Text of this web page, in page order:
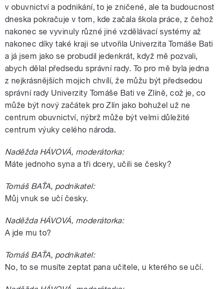
v obuvnictví a podnikání, to je zničené, ale ta budoucnost
dneska pokračuje v tom, kde začala škola práce, z čehož
nakonec se vyvinuly různé jiné vzdělávací systémy až
nakonec díky také kraji se utvořila Univerzita Tomáše Bati
a já jsem jako se probudil jedenkrát, když mě pozvali,
abych dělal předsedu správní rady. To pro mě byla jedna
z nejkrásnějších mojich chvílí, že můžu být předsedou
správní rady Univerzity Tomáše Bati ve Zlíně, což je, co
může být nový začátek pro Zlín jako bohužel už ne
centrum obuvnictví, nýbrž může být velmi důležité
centrum výuky celého národa.
Naděžda HÁVOVÁ, moderátorka:
Máte jednoho syna a tři dcery, učili se česky?
Tomáš BAŤA, podnikatel:
Můj vnuk se učí česky.
Naděžda HÁVOVÁ, moderátorka:
A jde mu to?
Tomáš BAŤA, podnikatel:
No, to se musíte zeptat pana učitele, u kterého se učí.